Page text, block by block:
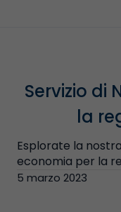
Servizio di
la
Esplorate la
economia per la
5 marzo 2023